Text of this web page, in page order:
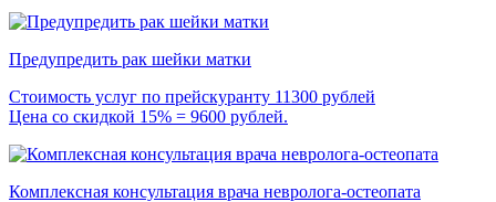
Предупредить рак шейки матки
Стоимость услуг по прейскуранту 11300 рублей
Цена со скидкой 15% = 9600 рублей.
Комплексная консультация врача невролога-остеопата